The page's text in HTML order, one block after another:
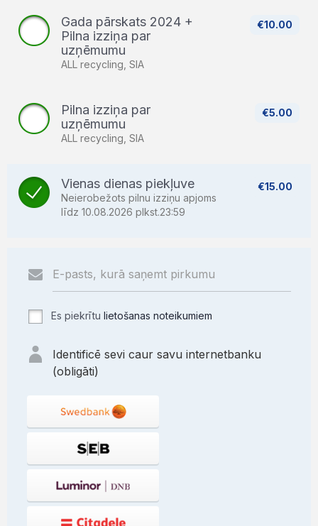
€10.00
Gada pārskats 2024 +
Pilna izziņa par
uzņēmumu
ALL recycling, SIA
€5.00
Pilna izziņa par
uzņēmumu
ALL recycling, SIA
€15.00
Vienas dienas piekļuve
Neierobežots pilnu izziņu apjoms
līdz 10.08.2026 plkst.23:59
Es piekrītu lietošanas noteikumiem
Identificē sevi caur savu internetbanku
(obligāti)